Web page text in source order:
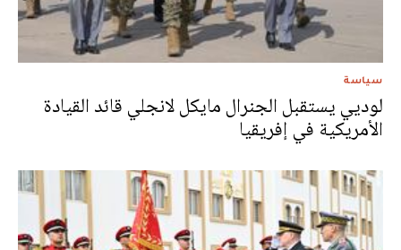
سياسة
لوديي يستقبل الجنرال مايكل لانجلي قائد القيادة
الأمريكية في إفريقيا